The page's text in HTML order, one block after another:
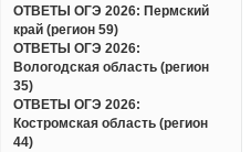
ОТВЕТЫ ОГЭ 2026: Пермский
край (регион 59)
ОТВЕТЫ ОГЭ 2026:
Вологодская область (регион
35)
ОТВЕТЫ ОГЭ 2026:
Костромская область (регион
44)